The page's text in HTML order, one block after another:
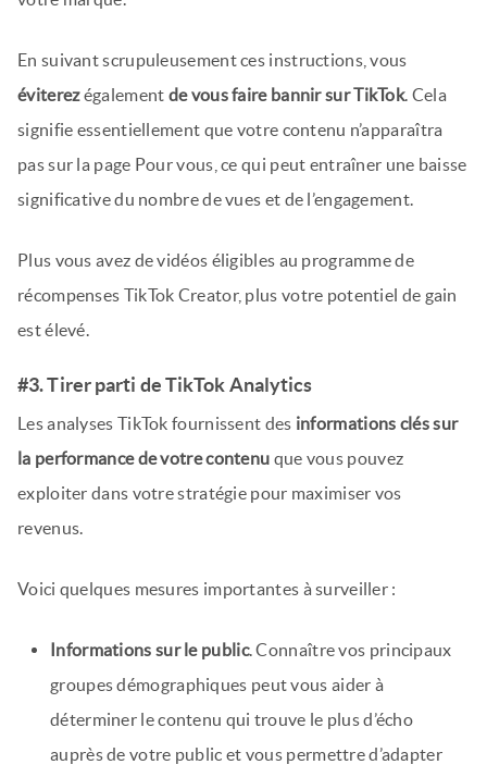
En suivant scrupuleusement ces instructions, vous
éviterezégalement de vous faire bannir sur TikTok. Cela
signifie essentiellement que votre contenu n’apparaîtra
pas sur la page Pour vous, ce qui peut entraîner une baisse
significative du nombre de vues et de l’engagement.
Plus vous avez de vidéos éligibles au programme de
récompenses TikTok Creator, plus votre potentiel de gain
est élevé.
#3. Tirer parti de TikTok Analytics
Les analyses TikTok fournissent des informations clés sur
la performance de votre contenu que vous pouvez
exploiter dans votre stratégie pour maximiser vos
revenus.
Voici quelques mesures importantes à surveiller :
Informations sur le public. Connaître vos principaux
groupes démographiques peut vous aider à
déterminer le contenu qui trouve le plus d’écho
auprès de votre public et vous permettre d’adapter